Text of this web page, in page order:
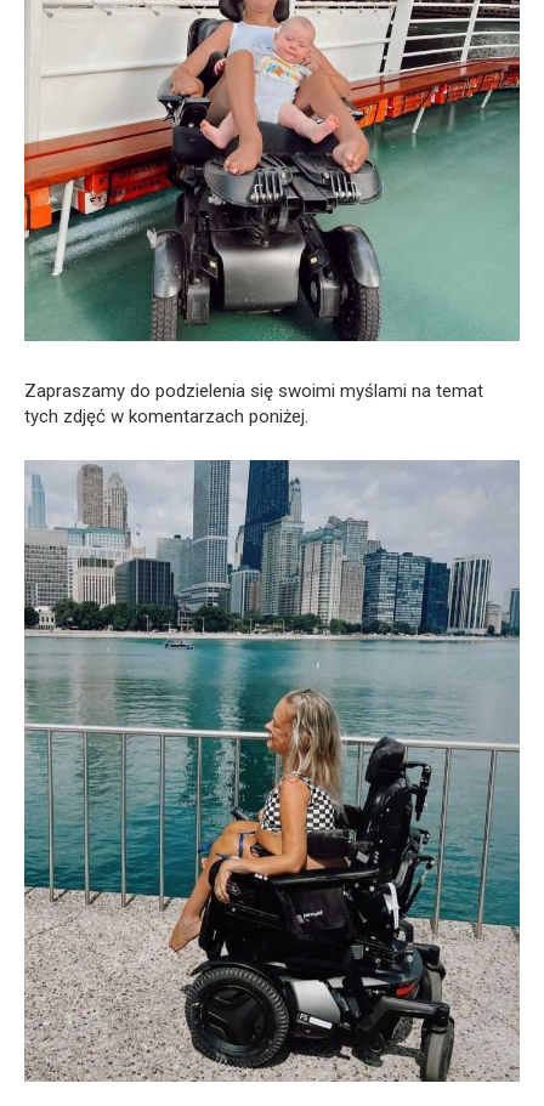
Zapraszamy do podzielenia się swoimi myślami na temat
tych zdjęć w komentarzach poniżej.